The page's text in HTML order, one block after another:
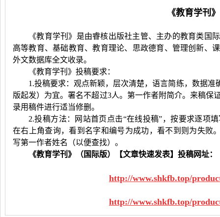
《教育学刊 》
《教育学刊》是由睿核出版社主管、主办的教育类国
高等教育、基础教育、教育理论、思政德育、管理创新、
外文数据库全文收录。
《教育学刊》投稿要求：
1.投稿要求：观点新颖，层次清楚，语言简练，数据准
版起发）为宜。署名不超过3人。第一作者附简介。来稿保
录用稿件进行适当修删。
2.投稿方法：网站首页点击“在线投稿”，按要求逐项
在右上角查询，看到名字和编号为成功，看不到则为失败
写第一作者姓名（以便查找）。
《教育学刊》（国际版）【文章快速发表】投稿网址：
http://www.shkfb.top/
http://www.shkfb.top/